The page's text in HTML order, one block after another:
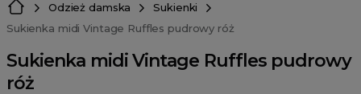
Odzież damska
Sukienki
Sukienka midi Vintage Ruffles pudrowy róż
Sukienka midi Vintage Ruffles pudrowy
róż